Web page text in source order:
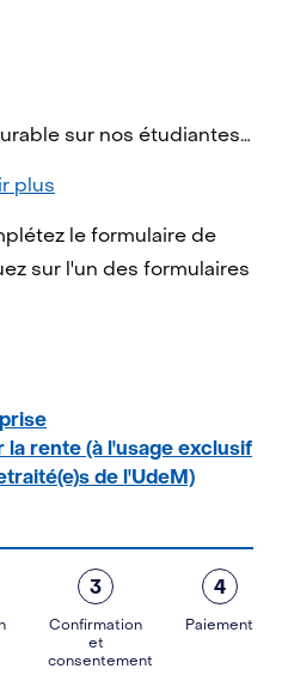
Votre don a un impact durable sur nos étudiantes et nos étudiants, la recherche et la société dans son ensemble. En contribuant aujourd'hui, vous permettez de bâtir un monde meilleur!
plus
le formulaire de
sur l'un des formulaires
la rente (à l'usage exclusif
de l'UdeM)
3
Confirmation
et
consentement
4
Paiement